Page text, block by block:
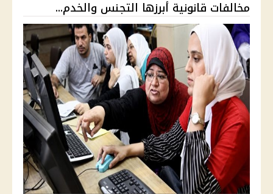
مخالفات قانونية أبرزها التجنس والخدم...